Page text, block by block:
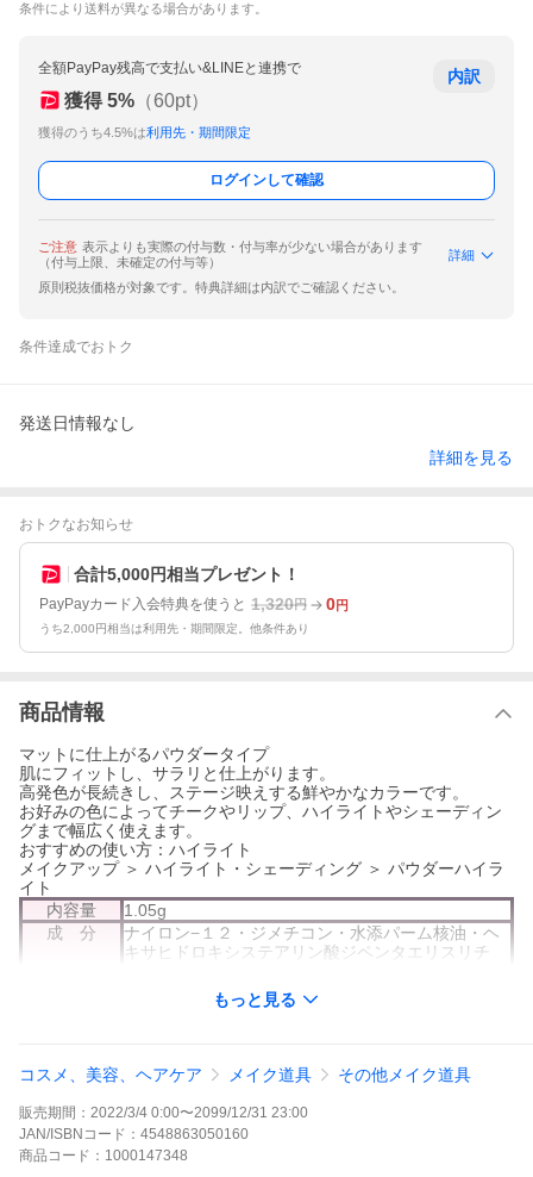
条件により送料が異なる場合があります。
全額PayPay残高で支払い&LINEと連携で
獲得 5% （60pt）
獲得のうち4.5%は利用先・期間限定
内訳
ログインして確認
ご注意 表示よりも実際の付与数・付与率が少ない場合があります
（付与上限、未確定の付与等）
詳細
原則税抜価格が対象です。特典詳細は内訳でご確認ください。
条件達成でおトク
発送日情報なし
詳細を見る
おトクなお知らせ
合計5,000円相当プレゼント！
PayPayカード入会特典を使うと 1,320円 0円
うち2,000円相当は利用先・期間限定。他条件あり
商品情報
マットに仕上がるパウダータイプ
肌にフィットし、サラリと仕上がります。
高発色が長続きし、ステージ映えする鮮やかなカラーです。
お好みの色によってチークやリップ、ハイライトやシェーディン
グまで幅広く使えます。
おすすめの使い方：ハイライト
メイクアップ ＞ ハイライト・シェーディング ＞ パウダーハイラ
イト
内容量
1.05g
成 分
ナイロン−１２・ジメチコン・水添パーム核油・ヘ
キサヒドロキシステアリン酸ジペンタエリスリチ
ル酸／カプリン酸／ミリスチン酸／ステアリン酸）
グリセリル・トリエチルヘキサノイン・アルガニア
子油・セイヨウサクラソウ花エキス・セイヨウノコ
ギリソウ花／葉／茎エキス・セイヨウハッカ葉エキ
ス・ゼニアオイ花／葉／茎エキス・ハゴロモグサ花
／葉／茎エキス・ベロニカオフィシナリス花／葉／
茎エキス・メリッサ葉エキス・水・グリセリン・エ
タノール・水酸化Ｎａ・フェノキシエタノール・メ
もっと見る
コスメ、美容、ヘアケア メイク道具 その他メイク道具
販売期間： 2022/3/4 0:00〜2099/12/31 23:00
JAN/ISBNコード： 4548863050160
商品 コード： 1000147348